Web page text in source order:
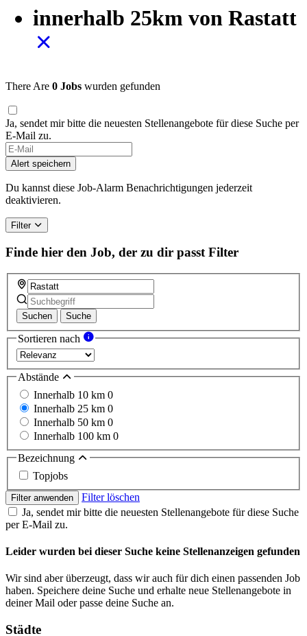
innerhalb 25km von Rastatt
There Are 0 Jobs wurden gefunden
Ja, sendet mir bitte die neuesten Stellenangebote für diese Suche per
E-Mail zu.
Alert speichern
Du kannst diese Job-Alarm Benachrichtigungen jederzeit
deaktivieren.
Filter
Finde hier den Job, der zu dir passt Filter
Suchen Suche
Sortieren nach
Abstände
Innerhalb 10 km 0
Innerhalb 25 km 0
Innerhalb 50 km 0
Innerhalb 100 km 0
Bezeichnung
Topjobs
Filter anwenden
Filter löschen
Ja, sendet mir bitte die neuesten Stellenangebote für diese Suche
per E-Mail zu.
Leider wurden bei dieser Suche keine Stellenanzeigen gefunden
Wir sind aber überzeugt, dass wir auch für dich einen passenden Job
haben. Speichere deine Suche und erhalte neue Stellenangebote in
deiner Mail oder passe deine Suche an.
Städte